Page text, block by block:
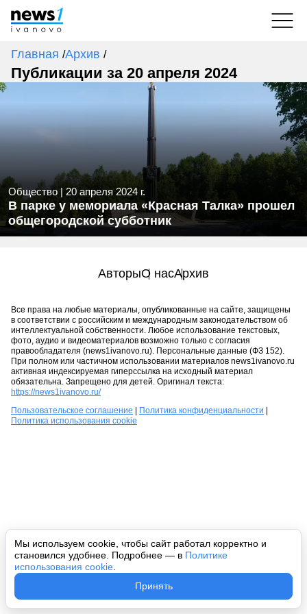
Мы используем cookie, чтобы сайт работал корректно и
становился удобнее. Подробнее — в Политике
использования cookie
Принять
Главная /Архив /
Публикации за 20 апреля 2024
Общество | 20 апреля 2024 г.
В парке у мемориала «Красная Талка» прошел
общегородской субботник
АвторыО насАрхив
Все права на любые материалы, опубликованные на сайте, защищены
в соответствии с российским и международным законодательством об
интеллектуальной собственности. Любое использование текстовых,
фото, аудио и видеоматериалов возможно только с согласия
правообладателя (news1ivanovo.ru). Персональные данные (ФЗ 152).
При полном или частичном использовании материалов news1ivanovo.ru
активная индексируемая гиперссылка на исходный материал
обязательна. Запрещено для детей. Оригинал текста:
https://news1ivanovo.ru/
Пользовательское соглашение
Политика конфиденциальности
Политика использования cookie